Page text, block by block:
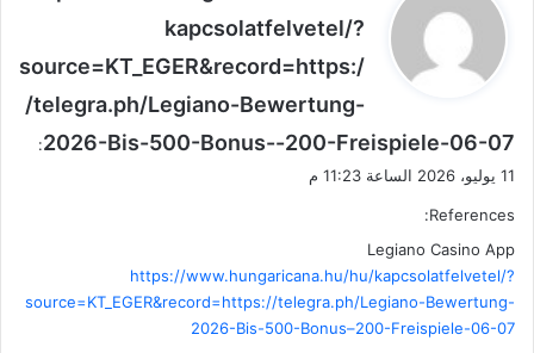
و
ل
kapcsolatfelvetel/?
source=KT_EGER&record=https:/
/telegra.ph/Legiano-Bewertung-
2026-Bis-500-Bonus--200-Freispiele-06-07
:
11 يوليو، 2026 الساعة 11:23 م
References:
Legiano Casino App
https://www.hungaricana.hu/hu/kapcsolatfelvetel/?
source=KT_EGER&record=https://telegra.ph/Legiano-Bewertung-
2026-Bis-500-Bonus–200-Freispiele-06-07